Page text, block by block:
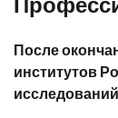
После
институтов